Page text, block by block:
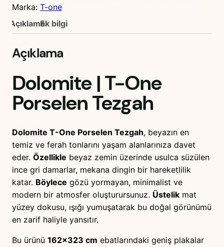
Marka: T-one
AçıklamaEk bilgi
Açıklama
Dolomite|T-One
Porselen Tezgah
Dolomite T-One Porselen Tezgah, beyazın en
temiz ve ferah tonlarını yaşam alanlarınıza davet
eder. Özellikle beyaz zemin üzerinde usulca süzülen
ince gri damarlar, mekana dingin bir hareketlilik
katar. Böylece gözü yormayan, minimalist ve
modern bir atmosfer oluşturursunuz. Üstelik mat
yüzey dokusu, ışığı yumuşatarak bu doğal görünümü
en zarif haliyle yansıtır.
Bu ürünü 162×323 cm ebatlarındaki geniş plakalar